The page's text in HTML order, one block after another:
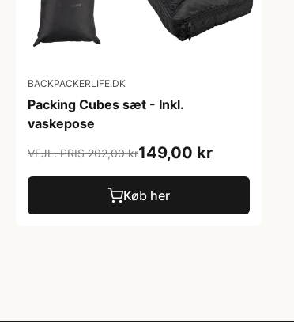
BACKPACKERLIFE.DK
Packing Cubes sæt - Inkl.
vaskepose
VEJL. PRIS 202,00 kr149,00 kr
Køb her